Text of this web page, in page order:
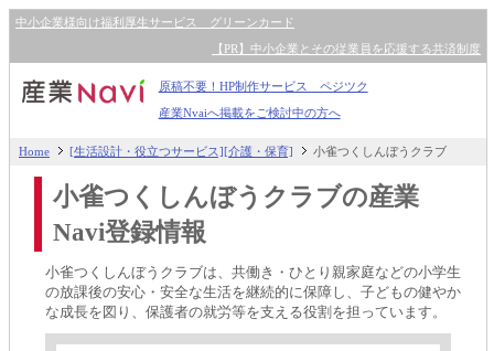
中小企業様向け福利厚生サービス グリーンカード
【PR】中小企業とその従業員を応援する共済制度
原稿不要！HP制作サービス ペジツク
産業Nvaiへ掲載をご検討中の方へ
Home [生活設計・役立つサービス][介護・保育] 小雀つくしんぼうクラブ
小雀つくしんぼうクラブの産業
Navi登録情報
小雀つくしんぼうクラブは、共働き・ひとり親家庭などの小学生
の放課後の安心・安全な生活を継続的に保障し、子どもの健やか
な成長を図り、保護者の就労等を支える役割を担っています。